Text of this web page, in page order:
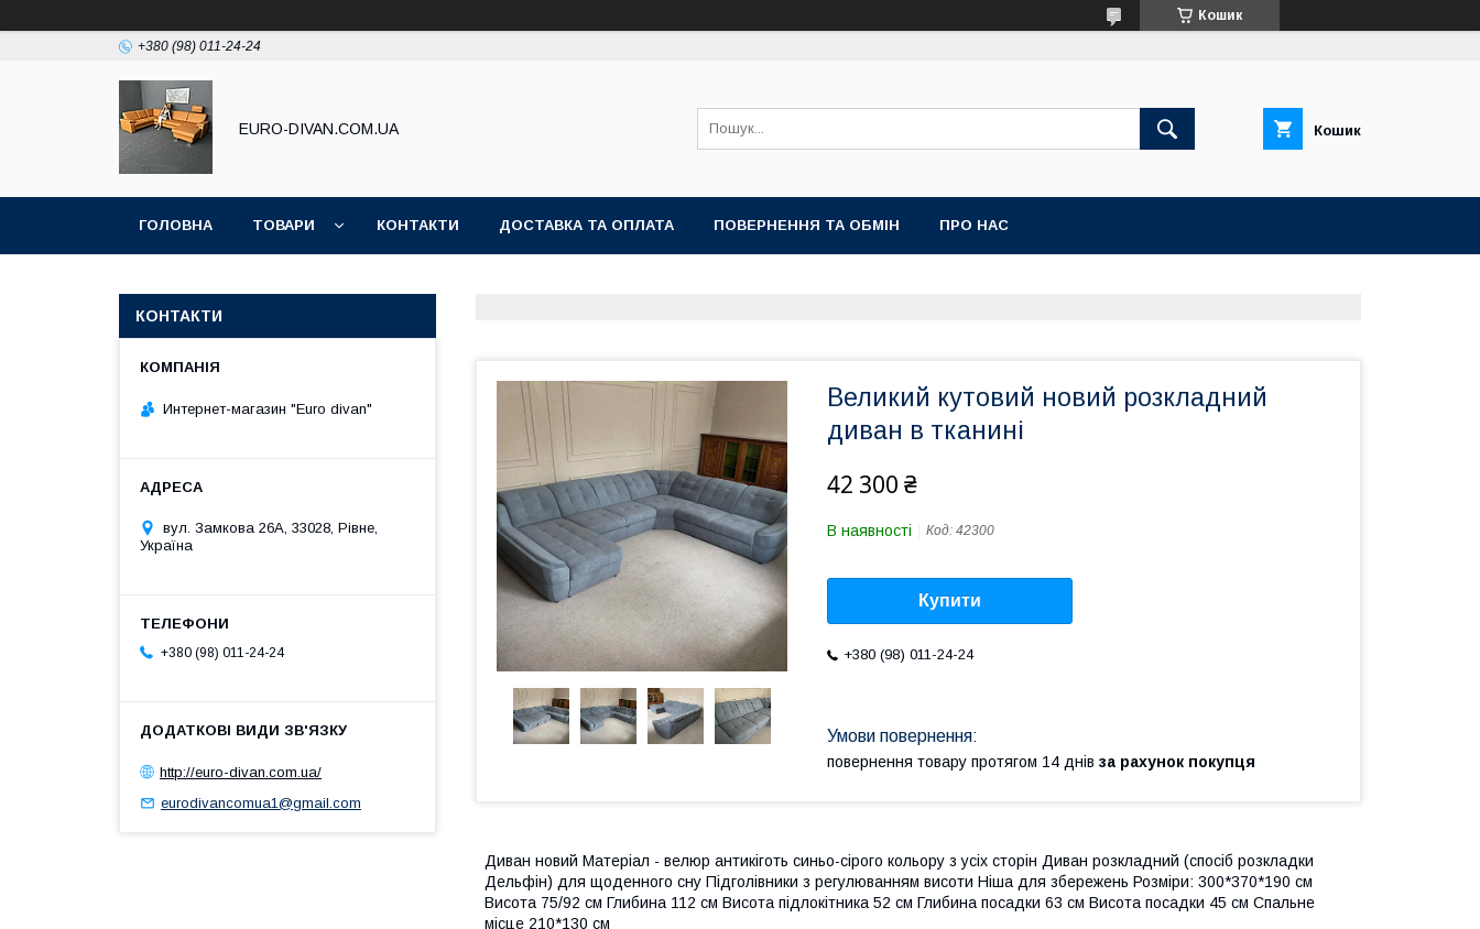
Кошик
+380 (98) 011-24-24
EURO-DIVAN.COM.UA Кошик
ГОЛОВНА ТОВАРИ КОНТАКТИ ДОСТАВКА ТА ОПЛАТА ПОВЕРНЕННЯ ТА ОБМІН ПРО НАС
Великий кутовий новий розкладний
диван в тканині
42 300 ₴
В наявності Код: 42300
Купити
+380 (98) 011-24-24
повернення товару протягом 14 днів за рахунок покупця
Диван новий Матеріал - велюр антикіготь синьо-сірого кольору з усіх сторін Диван розкладний (спосіб розкладки
Дельфін) для щоденного сну Підголівники з регулюванням висоти Ніша для збережень Розміри: 300*370*190 см
Висота 75/92 см Глибина 112 см Висота підлокітника 52 см Глибина посадки 63 см Висота посадки 45 см Спальне
місце 210*130 см
КОНТАКТИ
Интернет-магазин "Euro divan"
вул. Замкова 26А, 33028, Рівне,
Україна
+380 (98) 011-24-24
http://euro-divan.com.ua/
eurodivancomua1@gmail.com